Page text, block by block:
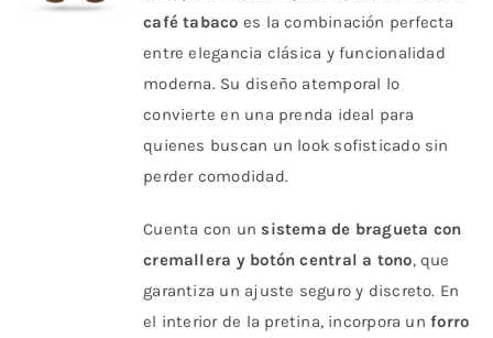
$ 151.000.$ 105.700.
café tabaco es la combinación perfecta
entre elegancia clásica y funcionalidad
moderna. Su diseño atemporal lo
convierte en una prenda ideal para
quienes buscan un look sofisticado sin
perder comodidad.
Cuenta con un sistema de bragueta con
cremallera y botón central a tono, que
garantiza un ajuste seguro y discreto. En
el interior de la pretina, incorpora unforro